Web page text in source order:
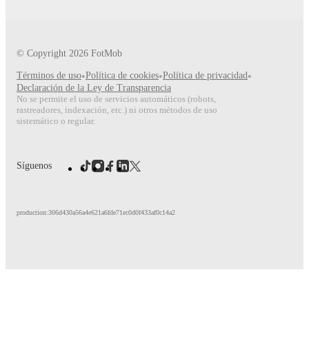
© Copyright 2026 FotMob
Términos de uso•Política de cookies•Política de privacidad•
Declaración de la Ley de Transparencia
No se permite el uso de servicios automáticos (robots,
rastreadores, indexación, etc.) ni otros métodos de uso
sistemático o regular.
Síguenos
production:306d430a56a4e621a6fde71ec0d0f433af0c14a2